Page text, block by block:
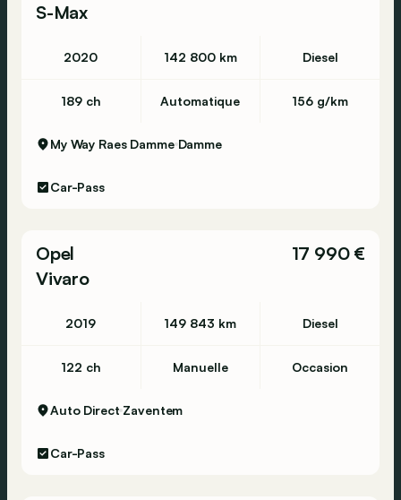
S-Max
2020 142 800 km Diesel
189 ch Automatique 156 g/km
My Way Raes Damme Damme
Car-Pass
Opel
Vivaro
17 990 €
2019 149 843 km Diesel
122 ch Manuelle Occasion
Auto Direct Zaventem
Car-Pass